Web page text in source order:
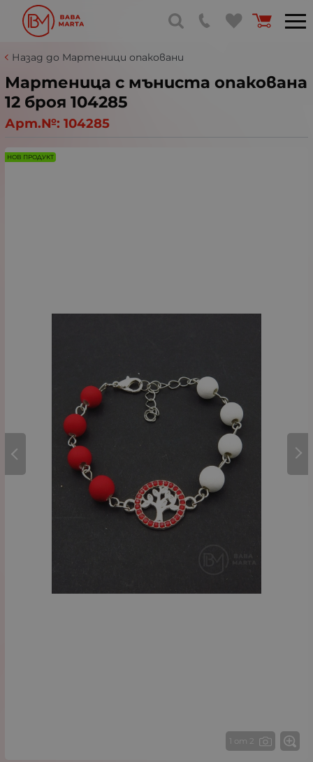
Назад до Мартеници опаковани
Мартеница с мъниста опакована
12 броя 104285
Арт.№: 104285
1 от 2
НОВ ПРОДУКТ